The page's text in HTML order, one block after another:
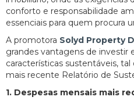
conforto e responsabilidade
essenciais para quem procura
A promotora Solyd Property
grandes vantagens de investir
características sustentáveis,
mais recente Relatório de
1. Despesas mensais mais